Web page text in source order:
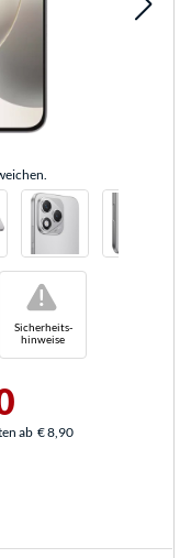
Sicherheits-
hinweise
!
ab € 8,90